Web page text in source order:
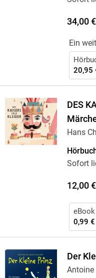
34,00 €
Ein
20,95
DES
Hans
Sofort
12,00 €
0,99 €
Der
Antoine